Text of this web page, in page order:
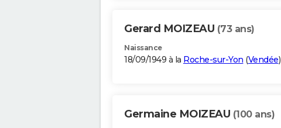
Gerard MOIZEAU (73 ans)
Naissance
18/09/1949 à la Roche-sur-Yon (Vendée)
Germaine MOIZEAU (100 ans)